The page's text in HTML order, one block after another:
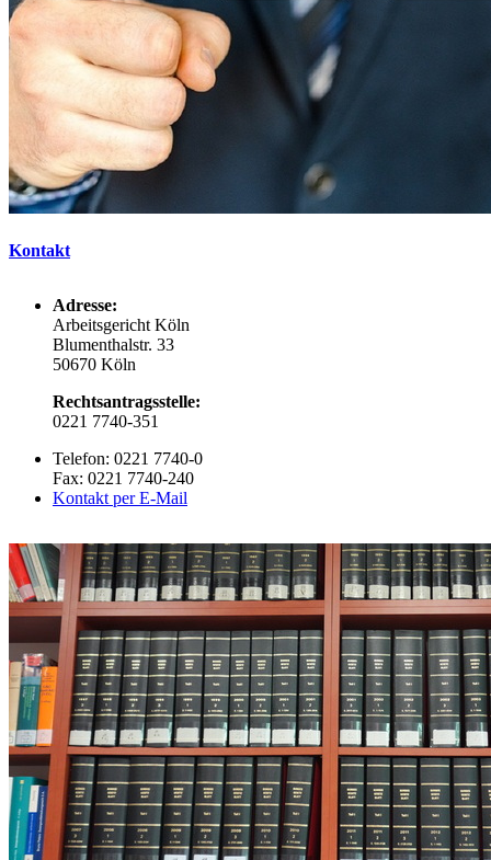
Kontakt
Adresse:
Arbeitsgericht Köln
Blumenthalstr. 33
50670 Köln
Rechtsantragsstelle:
0221 7740-351
Telefon: 0221 7740-0
Fax: 0221 7740-240
Kontakt per E-Mail